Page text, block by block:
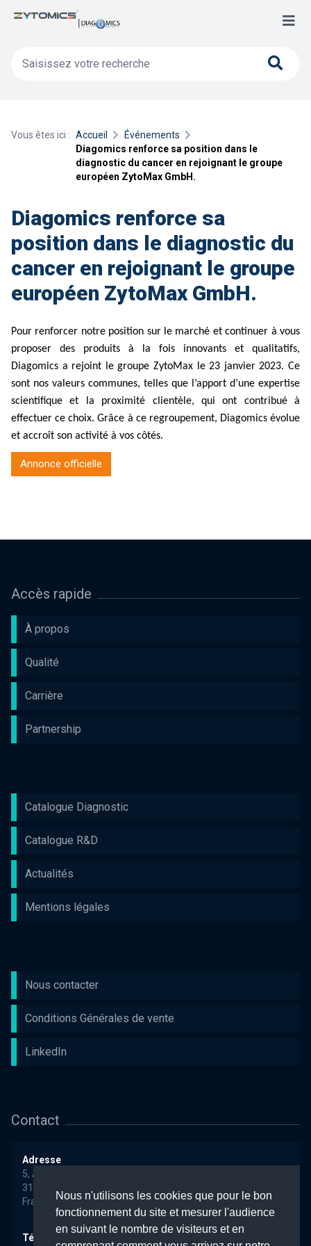
Nous n'utilisons les cookies que pour le bon
fonctionnement du site et mesurer l'audience
en suivant le nombre de visiteurs et en
Vous êtes ici : Accueil
Événements
Diagomics renforce sa position dans le
diagnostic du cancer en rejoignant le groupe
européen ZytoMax GmbH.
Diagomics renforce sa
position dans le diagnostic du
cancer en rejoignant le groupe
européen ZytoMax GmbH.
Pour renforcer notre position sur le marché et continuer à vous
proposer des produits à la fois innovants et qualitatifs,
Diagomics a rejoint le groupe ZytoMax le 23 janvier 2023. Ce
sont nos valeurs communes, telles que l’apport d’une expertise
scientifique et la proximité clientèle, qui ont contribué à
effectuer ce choix. Grâce à ce regroupement, Diagomics évolue
et accroît son activité à vos côtés.
Annonce officielle
Accès rapide
À propos
Qualité
Carrière
Partnership
Catalogue Diagnostic
Catalogue R&D
Actualités
Mentions légales
Nous contacter
Conditions Générales de vente
LinkedIn
Contact
Adresse
5, Avenue Albert Durand
31700 BLAGNAC
France
Téléphone